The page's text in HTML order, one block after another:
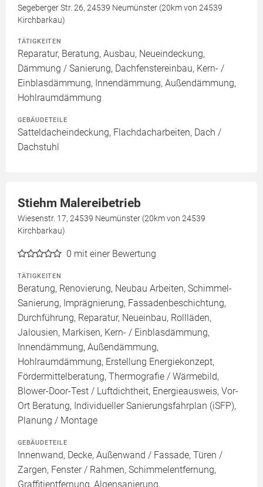
Segeberger Str. 26, 24539 Neumünster (20km von 24539
Kirchbarkau)
TÄTIGKEITEN
Reparatur, Beratung, Ausbau, Neueindeckung,
Dämmung / Sanierung, Dachfenstereinbau, Kern- /
Einblasdämmung, Innendämmung, Außendämmung,
Hohlraumdämmung
GEBÄUDETEILE
Satteldacheindeckung, Flachdacharbeiten, Dach /
Dachstuhl
Stiehm Malereibetrieb
Wiesenstr. 17, 24539 Neumünster (20km von 24539
Kirchbarkau)
0 mit einer Bewertung
TÄTIGKEITEN
Beratung, Renovierung, Neubau Arbeiten, Schimmel-
Sanierung, Imprägnierung, Fassadenbeschichtung,
Durchführung, Reparatur, Neueinbau, Rollläden,
Jalousien, Markisen, Kern- / Einblasdämmung,
Innendämmung, Außendämmung,
Hohlraumdämmung, Erstellung Energiekonzept,
Fördermittelberatung, Thermografie / Wärmebild,
Blower-Door-Test / Luftdichtheit, Energieausweis, Vor-
Ort Beratung, Individueller Sanierungsfahrplan (iSFP),
Planung / Montage
GEBÄUDETEILE
Innenwand, Decke, Außenwand / Fassade, Türen /
Zargen, Fenster / Rahmen, Schimmelentfernung,
Graffitientfernung, Algensanierung,